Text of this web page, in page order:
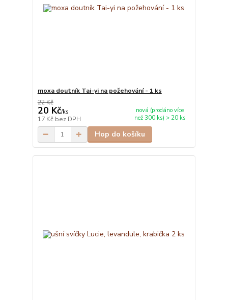
moxa doutník Tai-yi na požehování - 1 ks
22 Kč
20 Kč/ks
17 Kč bez DPH
nová (prodáno více
než 300 ks) > 20 ks
Hop do košíku